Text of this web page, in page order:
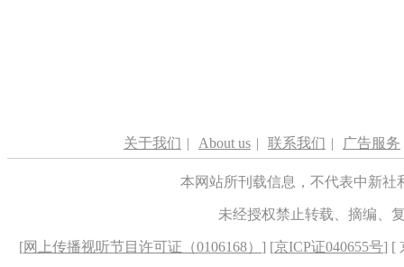
关于我们 | About us | 联系我们 | 广告服务
本网站所刊载信息，不代表中新
未经授权禁止转载、摘编、
[网上传播视听节目许可证（0106168） ] [京ICP证040655号] [